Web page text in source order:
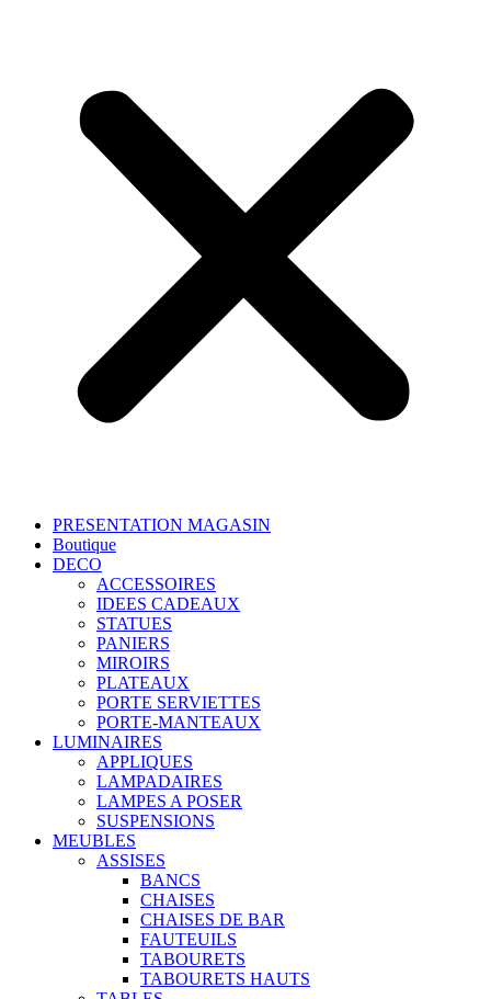
PRESENTATION MAGASIN
Boutique
DECO
ACCESSOIRES
IDEES CADEAUX
STATUES
PANIERS
MIROIRS
PLATEAUX
PORTE SERVIETTES
PORTE-MANTEAUX
LUMINAIRES
APPLIQUES
LAMPADAIRES
LAMPES A POSER
SUSPENSIONS
MEUBLES
ASSISES
BANCS
CHAISES
CHAISES DE BAR
FAUTEUILS
TABOURETS
TABOURETS HAUTS